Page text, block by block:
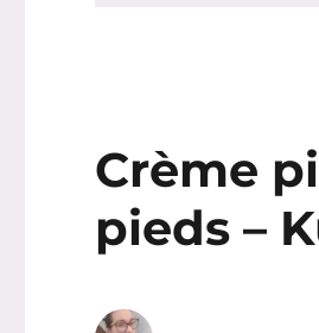
Crème
pieds –